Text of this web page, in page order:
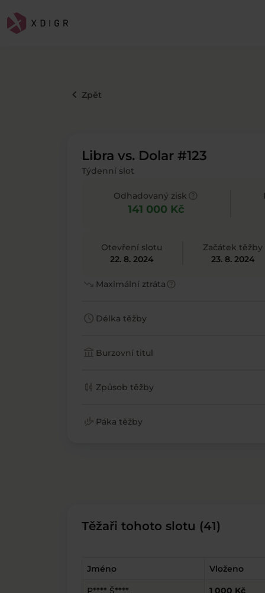
keyboard_arrow_left Zpět
Libra vs. Dolar #123
Týdenní slot
Odhadovaný zisk
141 000 Kč
Otevření slotu
22. 8. 2024
Začátek těžby
23. 8. 2024
trending_down Maximální ztrátahelp
schedule Délka těžby
account_balance Burzovní titul
candlestick_chart Způsob těžby
finance_mode Páka těžby
Těžaři tohoto slotu (41)
Jméno Vloženo
P**** Š**** 1 000 Kč